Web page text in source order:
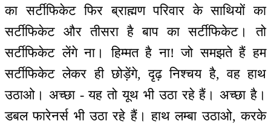
का सर्टीफिकेट फिर ब्राह्मण परिवार के साथियों का
सर्टीफिकेट और तीसरा है बाप का सर्टीफिकेट। तो
सर्टीफिकेट लेंगे ना। हिम्मत है ना! जो समझते हैं हम
सर्टीफिकेट लेकर ही छोड़ेंगे, दृढ़ निश्चय है, वह हाथ
उठाओ। अच्छा - यह तो यूथ भी उठा रहे हैं। अच्छा है।
डबल फारेनर्स भी उठा रहे हैं। हाथ लम्बा उठाओ, करके